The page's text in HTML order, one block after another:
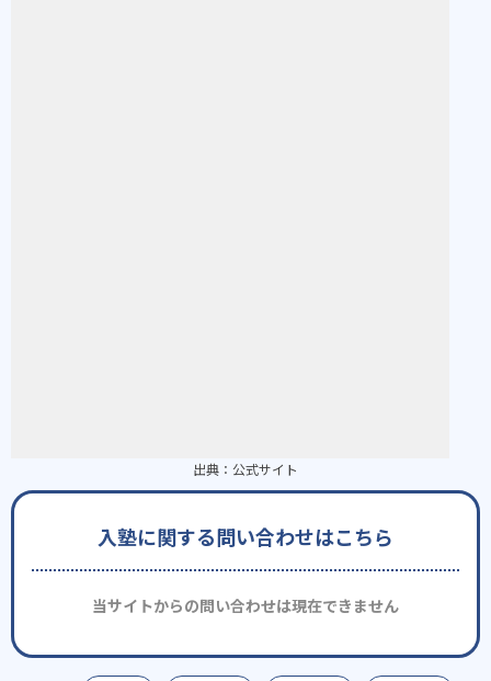
出典： 公式サイト
入塾に関する問い合わせはこちら
当サイトからの問い合わせは現在できません